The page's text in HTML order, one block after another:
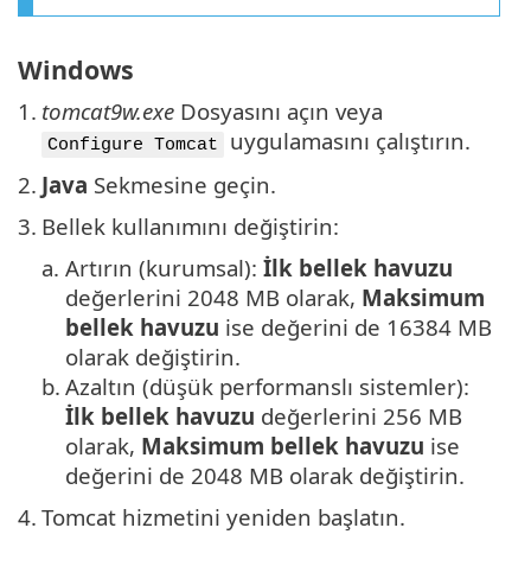
Windows
1. tomcat9w.exe Dosyasını açın veya
Configure Tomcat
uygulamasını çalıştırın.
2. Java Sekmesine geçin.
3. Bellek kullanımını değiştirin:
a. Artırın (kurumsal): İlk bellek havuzu
değerlerini 2048 MB olarak, Maksimum
bellek havuzu ise değerini de 16384 MB
olarak değiştirin.
b. Azaltın (düşük performanslı sistemler):
İlk bellek havuzu değerlerini 256 MB
olarak, Maksimum bellek havuzu ise
değerini de 2048 MB olarak değiştirin.
4. Tomcat hizmetini yeniden başlatın.